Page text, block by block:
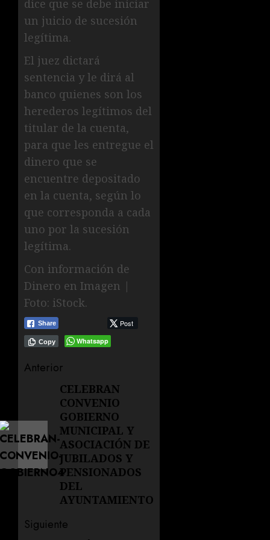
dice que se debe iniciar
un juicio de sucesión
legítima.
El juez dictará
sentencia y le dirá al
banco quienes son los
herederos legítimos del
titular de la cuenta,
para que les entregue el
dinero que se
encuentre depositado
en la cuenta, según lo
que corresponda a cada
uno por la sucesión
legítima.
Con información de
Dinero en Imagen |
Foto: iStock.
Share Post
Whatsapp
Copy
Navegación
entradas
Anterior
Entrada
anterior:
CELEBRAN
CONVENIO
GOBIERNO
MUNICIPAL Y
ASOCIACIÓN DE
JUBILADOS Y
PENSIONADOS
DEL
AYUNTAMIENTO
Siguiente